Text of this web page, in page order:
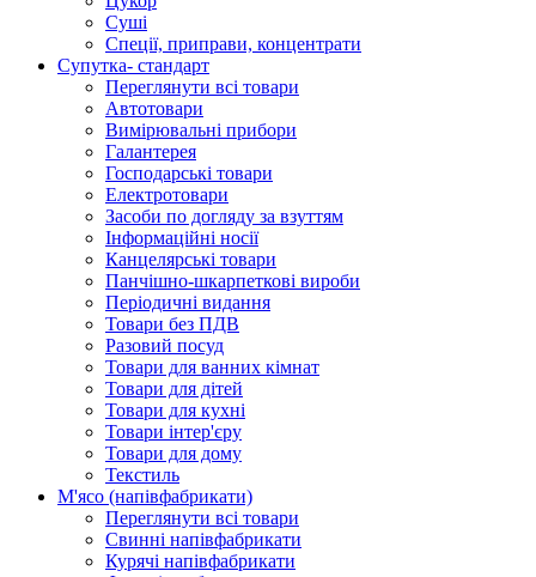
Суші
Спеції, приправи, концентрати
Супутка- стандарт
Переглянути всі товари
Автотовари
Вимірювальні прибори
Галантерея
Господарські товари
Електротовари
Засоби по догляду за взуттям
Інформаційні носії
Канцелярські товари
Панчішно-шкарпеткові вироби
Періодичні видання
Товари без ПДВ
Разовий посуд
Товари для ванних кімнат
Товари для дітей
Товари для кухні
Товари інтер'єру
Товари для дому
Текстиль
М'ясо (напiвфабрикати)
Переглянути всі товари
Свиннi напiвфабрикати
Курячi напiвфабрикати